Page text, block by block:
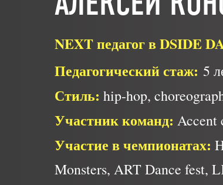
NEXT педагог в DSIDE
Педагогический стаж: 5
Стиль: hip-hop,
Участник команд: Accent
Участие в чемпионатах:
Monsters, ART Dance fest,